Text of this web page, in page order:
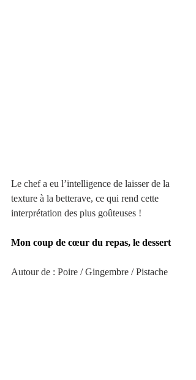
Le chef a eu l’intelligence de laisser de la
texture à la betterave, ce qui rend cette
interprétation des plus goûteuses !
Mon coup de cœur du repas, le dessert
Autour de : Poire / Gingembre / Pistache